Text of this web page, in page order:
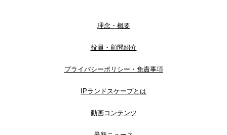
理念・概要
役員・顧問紹介
プライバシーポリシー・免責事項
IPランドスケープとは
動画コンテンツ